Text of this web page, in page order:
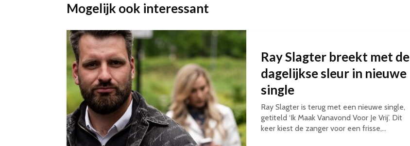
Mogelijk ook interessant
Ray Slagter breekt met de
dagelijkse sleur in nieuwe
single
Ray Slagter is terug met een nieuwe single,
getiteld ‘Ik Maak Vanavond Voor Je Vrij’. Dit
keer kiest de zanger voor een frisse,...